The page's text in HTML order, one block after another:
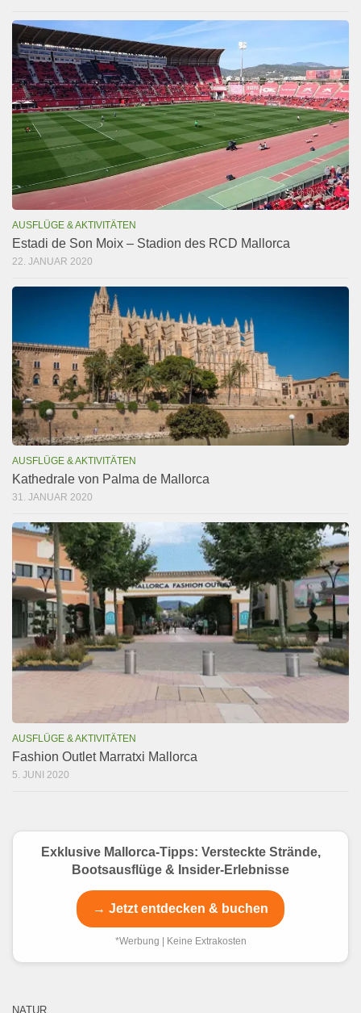
AUSFLÜGE & AKTIVITÄTEN
Estadi de Son Moix – Stadion des RCD Mallorca
22. JANUAR 2020
AUSFLÜGE & AKTIVITÄTEN
Kathedrale von Palma de Mallorca
31. JANUAR 2020
AUSFLÜGE & AKTIVITÄTEN
Fashion Outlet Marratxi Mallorca
5. JUNI 2020
Exklusive Mallorca-Tipps: Versteckte Strände,
Bootsausflüge & Insider-Erlebnisse
→ Jetzt entdecken & buchen
*Werbung | Keine Extrakosten
NATUR